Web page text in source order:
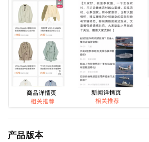
产品版本